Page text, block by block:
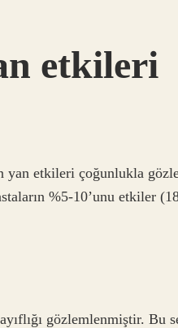
etkileri
etkileri çoğunlukla
%5-10’unu etkiler
gözlemlenmiştir. Bu